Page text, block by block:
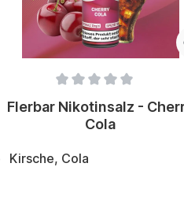
Durchschnittliche Bewertung
Flerbar Nikotinsalz -
Cola
Kirsche, Cola